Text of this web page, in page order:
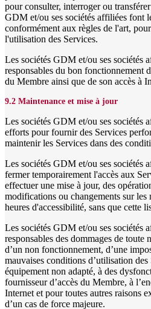
pour consulter, interroger ou
GDM et/ou ses sociétés affiliées font
conformément aux règles de l'art,
l'utilisation des Services.
Les sociétés GDM et/ou ses sociétés
responsables du bon fonctionnement
du Membre ainsi que de son accès à
9.2 Maintenance et mise à jour
Les sociétés GDM et/ou ses sociétés
efforts pour fournir des Services
maintenir les Services dans des
Les sociétés GDM et/ou ses sociétés
fermer temporairement l'accès aux
effectuer une mise à jour, des
modifications ou changements sur les
heures d'accessibilité, sans que cette
Les sociétés GDM et/ou ses sociétés
responsables des dommages de toute
d’un non fonctionnement, d’une
mauvaises conditions d’utilisation
équipement non adapté, à des
fournisseur d’accès du Membre, à
Internet et pour toutes autres raisons
d’un cas de force majeure.